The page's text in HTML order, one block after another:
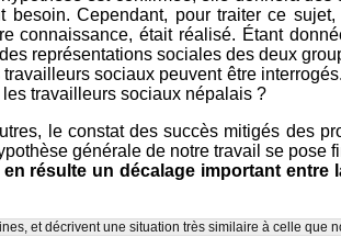
Cependant, pour traiter ce
connaissance, était réalisé. Étant
représentations sociales des deux
sociaux peuvent être
travailleurs sociaux népalais ?
le constat des succès mitigés des
générale de notre travail se pose
résulte un décalage important
et décrivent une situation très similaire à celle que